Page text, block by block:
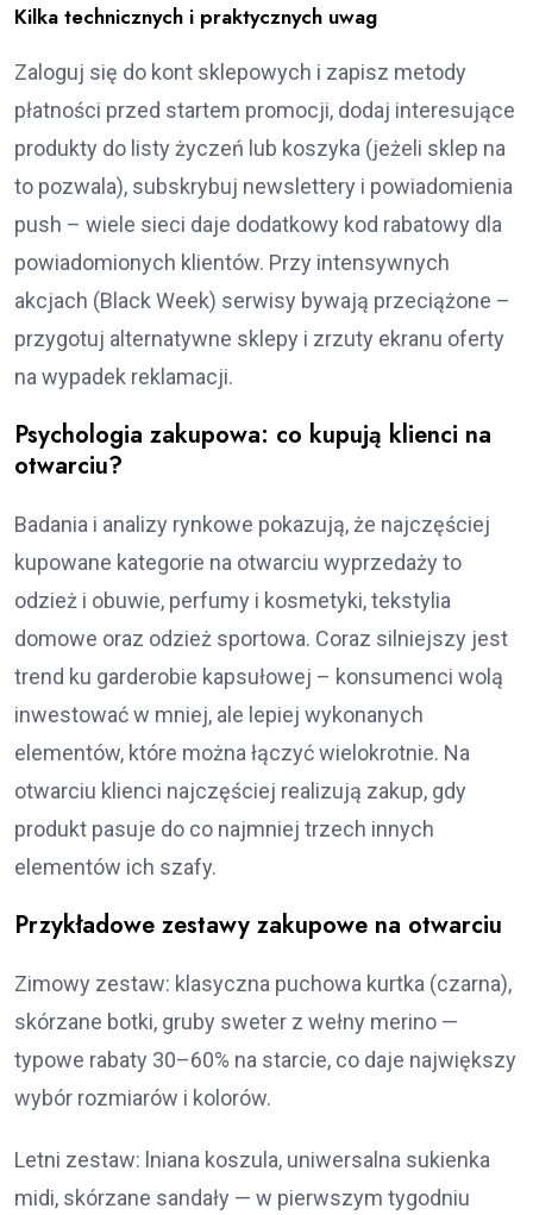
Kilka technicznych i praktycznych uwag
Zaloguj się do kont sklepowych i zapisz metody
płatności przed startem promocji, dodaj interesujące
produkty do listy życzeń lub koszyka (jeżeli sklep na
to pozwala), subskrybuj newslettery i powiadomienia
push – wiele sieci daje dodatkowy kod rabatowy dla
powiadomionych klientów. Przy intensywnych
akcjach (Black Week) serwisy bywają przeciążone –
przygotuj alternatywne sklepy i zrzuty ekranu oferty
na wypadek reklamacji.
Psychologia zakupowa: co kupują klienci na
otwarciu?
Badania i analizy rynkowe pokazują, że najczęściej
kupowane kategorie na otwarciu wyprzedaży to
odzież i obuwie, perfumy i kosmetyki, tekstylia
domowe oraz odzież sportowa. Coraz silniejszy jest
trend ku garderobie kapsułowej – konsumenci wolą
inwestować w mniej, ale lepiej wykonanych
elementów, które można łączyć wielokrotnie. Na
otwarciu klienci najczęściej realizują zakup, gdy
produkt pasuje do co najmniej trzech innych
elementów ich szafy.
Przykładowe zestawy zakupowe na otwarciu
Zimowy zestaw: klasyczna puchowa kurtka (czarna),
skórzane botki, gruby sweter z wełny merino —
typowe rabaty 30–60% na starcie, co daje największy
wybór rozmiarów i kolorów.
Letni zestaw: lniana koszula, uniwersalna sukienka
midi, skórzane sandały — w pierwszym tygodniu